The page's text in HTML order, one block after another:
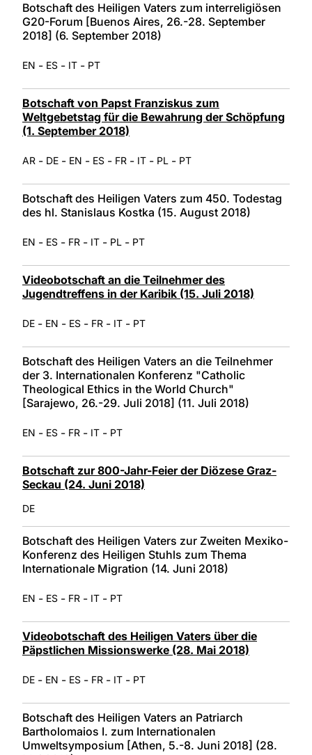
Botschaft des Heiligen Vaters zum interreligiösen
G20-Forum [Buenos Aires, 26.-28. September
2018] (6. September 2018)
EN - ES - IT - PT
Botschaft von Papst Franziskus zum
Weltgebetstag für die Bewahrung der Schöpfung
(1. September 2018)
AR - DE - EN - ES - FR - IT - PL - PT
Botschaft des Heiligen Vaters zum 450. Todestag
des hl. Stanislaus Kostka (15. August 2018)
EN - ES - FR - IT - PL - PT
Videobotschaft an die Teilnehmer des
Jugendtreffens in der Karibik (15. Juli 2018)
DE - EN - ES - FR - IT - PT
Botschaft des Heiligen Vaters an die Teilnehmer
der 3. Internationalen Konferenz "Catholic
Theological Ethics in the World Church"
[Sarajewo, 26.-29. Juli 2018] (11. Juli 2018)
EN - ES - FR - IT - PT
Botschaft zur 800-Jahr-Feier der Diözese Graz-
Seckau (24. Juni 2018)
DE
Botschaft des Heiligen Vaters zur Zweiten Mexiko-
Konferenz des Heiligen Stuhls zum Thema
Internationale Migration (14. Juni 2018)
EN - ES - FR - IT - PT
Videobotschaft des Heiligen Vaters über die
Päpstlichen Missionswerke (28. Mai 2018)
DE - EN - ES - FR - IT - PT
Botschaft des Heiligen Vaters an Patriarch
Bartholomaios I. zum Internationalen
Umweltsymposium [Athen, 5.-8. Juni 2018] (28.